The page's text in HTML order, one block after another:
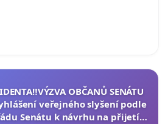
OBČANŮ SENÁTU
veřejného slyšení podle
Senátu k návrhu na přijetí